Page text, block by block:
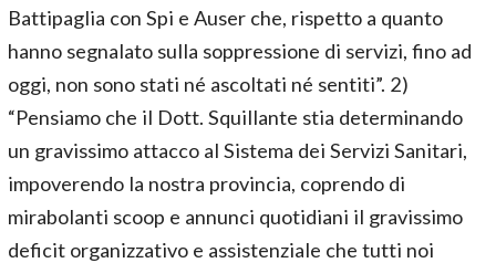
Battipaglia con Spi e Auser che, rispetto a quanto
hanno segnalato sulla soppressione di servizi, fino ad
oggi, non sono stati né ascoltati né sentiti”. 2)
“Pensiamo che il Dott. Squillante stia determinando
un gravissimo attacco al Sistema dei Servizi Sanitari,
impoverendo la nostra provincia, coprendo di
mirabolanti scoop e annunci quotidiani il gravissimo
deficit organizzativo e assistenziale che tutti noi